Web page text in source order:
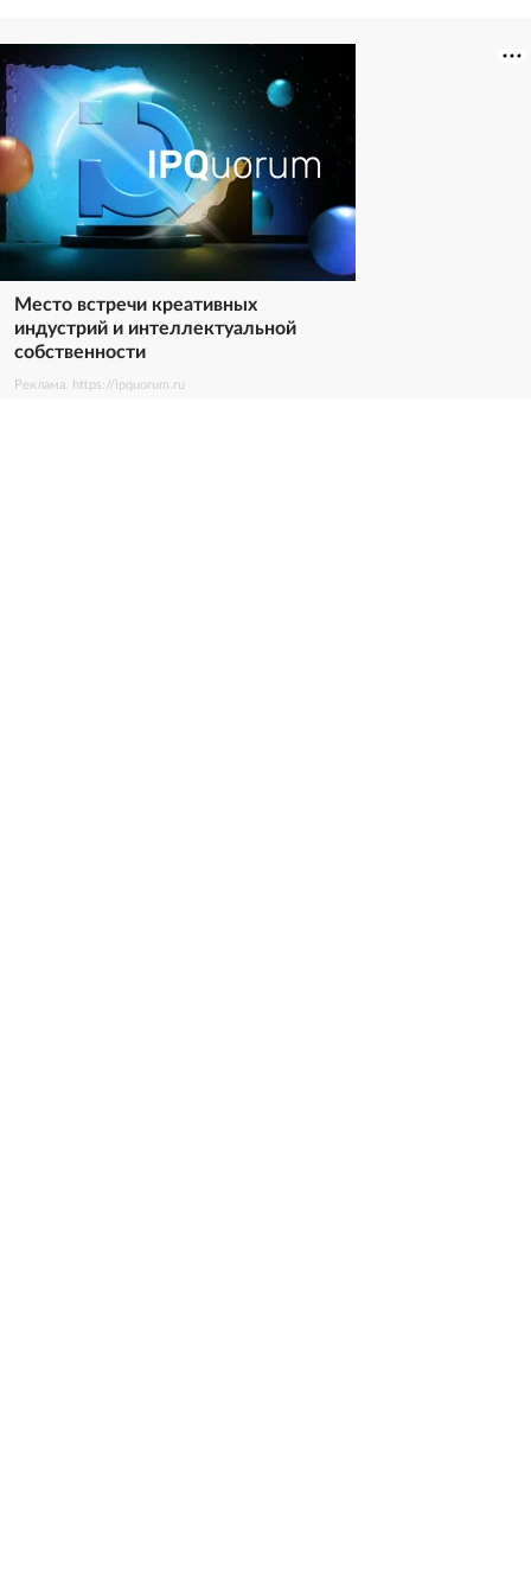
Место встречи креативных
индустрий и интеллектуальной
собственности
Реклама. https://ipquorum.ru